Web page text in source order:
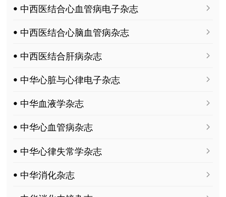
ꔷ 中西医结合心血管病电子杂志
ꔷ 中西医结合心脑血管病杂志
ꔷ 中西医结合肝病杂志
ꔷ 中华心脏与心律电子杂志
ꔷ 中华血液学杂志
ꔷ 中华心血管病杂志
ꔷ 中华心律失常学杂志
ꔷ 中华消化杂志